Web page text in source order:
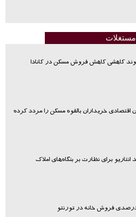
مستغلات
کاهشی کاهش فروش مسکن در کانادا
اقتصادی خریداران بالقوه مسکن را مردد کرده
انتاریو برای نظارت بر بنگاه‌های املاک